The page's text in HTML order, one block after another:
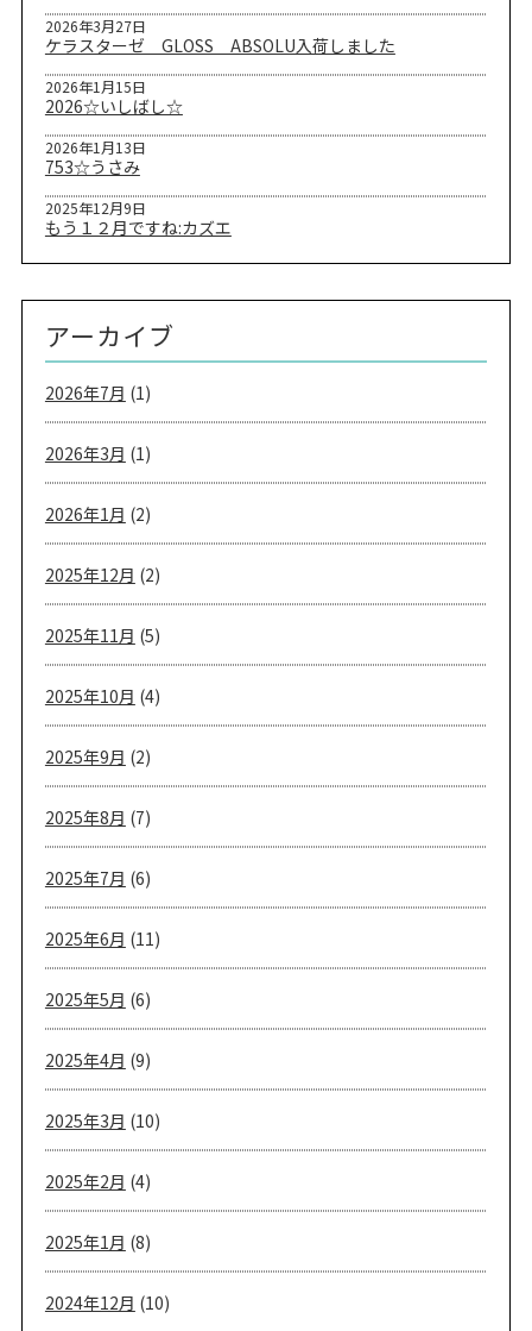
ケラスターゼ GLOSS ABSOLU入荷しました
2026年3月27日
2026☆いしばし☆
2026年1月15日
753☆うさみ
2026年1月13日
もう１２月ですね:カズエ
2025年12月9日
アーカイブ
2026年7月 (1)
2026年3月 (1)
2026年1月 (2)
2025年12月 (2)
2025年11月 (5)
2025年10月 (4)
2025年9月 (2)
2025年8月 (7)
2025年7月 (6)
2025年6月 (11)
2025年5月 (6)
2025年4月 (9)
2025年3月 (10)
2025年2月 (4)
2025年1月 (8)
2024年12月 (10)